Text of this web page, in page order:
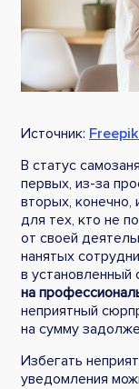
Источник:
В статус
первых, из-за
вторых,
для тех, кто не
от своей
нанятых
в установленный
на
неприятный
на сумму
Избегать
уведомления